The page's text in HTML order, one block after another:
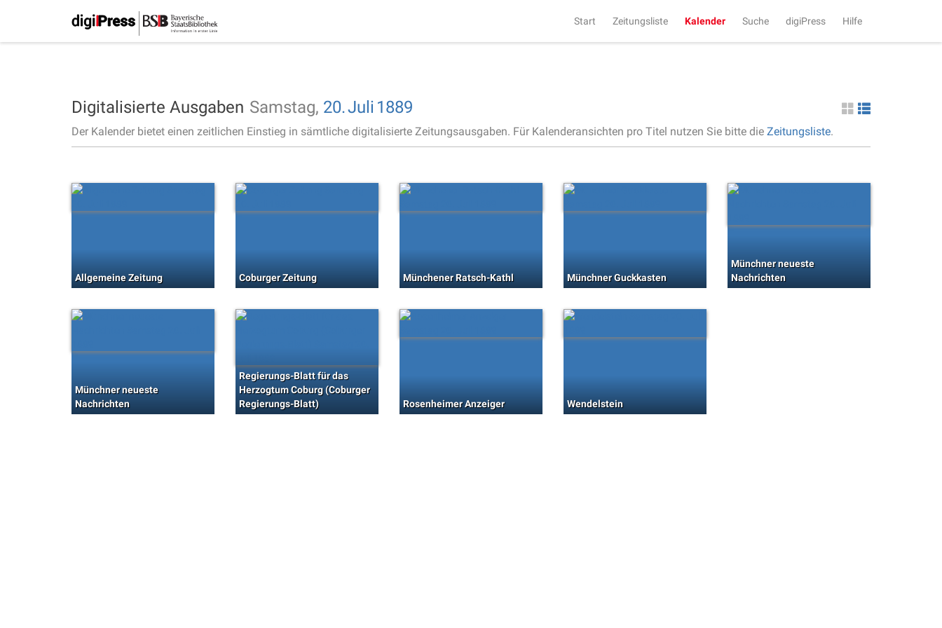
Start Zeitungsliste Kalender Suche digiPress Hilfe
Digitalisierte Ausgaben Samstag, 20.Juli 1889
Der Kalender bietet einen zeitlichen Einstieg in sämtliche digitalisierte Zeitungsausgaben. Für Kalenderansichten pro Titel nutzen Sie bitte die Zeitungsliste.
Allgemeine Zeitung Coburger Zeitung Münchener Ratsch-Kathl Münchner Guckkasten
Münchner neueste
Nachrichten
Münchner neueste
Nachrichten
Regierungs-Blatt für das
Herzogtum Coburg (Coburger
Regierungs-Blatt)
Rosenheimer Anzeiger Wendelstein